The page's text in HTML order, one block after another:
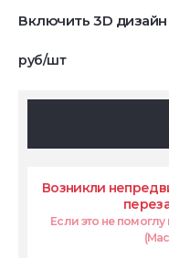
Включить 3D
руб/шт
Возникли
Если это не